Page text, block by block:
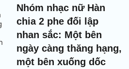
Nhóm nhạc nữ Hàn
chia 2 phe đối lập
nhan sắc: Một bên
ngày càng thăng hạng,
một bên xuống dốc